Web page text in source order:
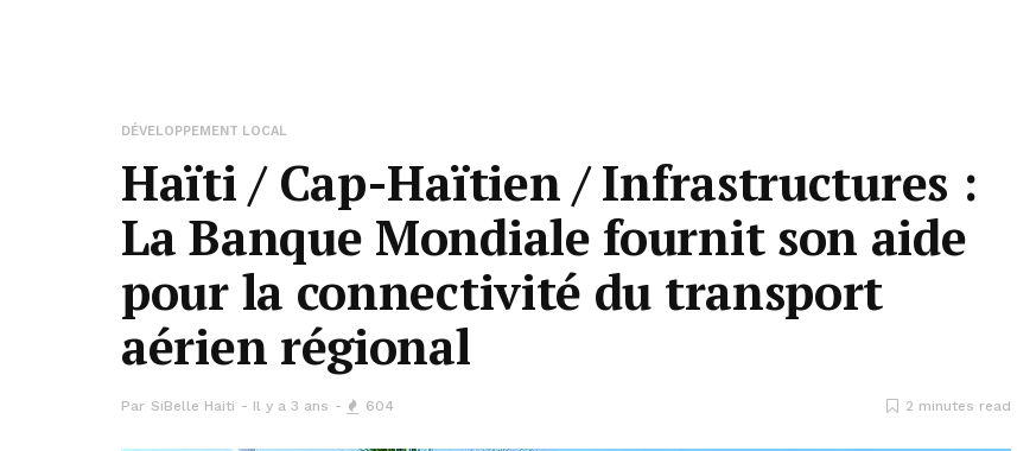
DÉVELOPPEMENT LOCAL
Haïti / Cap-Haïtien / Infrastructures :
La Banque Mondiale fournit son aide
pour la connectivité du transport
aérien régional
Par SiBelle Haiti Il y a 3 ans 604 2 minutes read